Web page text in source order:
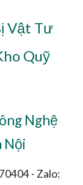
Vật Tư
Quỹ
Nghệ
Nội
- Zalo: